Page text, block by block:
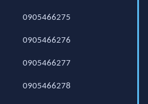
0905466275
0905466276
0905466277
0905466278